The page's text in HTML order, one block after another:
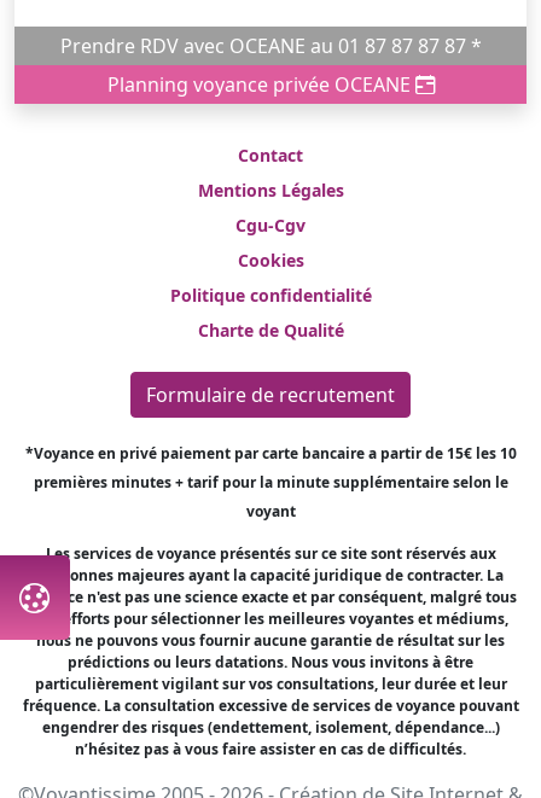
Prendre RDV avec OCEANE au 01 87 87 87 87 *
Planning voyance privée OCEANE
Contact
Mentions Légales
Cgu-Cgv
Cookies
Politique confidentialité
Charte de Qualité
Formulaire de recrutement
*Voyance en privé paiement par carte bancaire a partir de 15€ les 10
premières minutes + tarif pour la minute supplémentaire selon le
voyant
Les services de voyance présentés sur ce site sont réservés aux
personnes majeures ayant la capacité juridique de contracter. La
voyance n'est pas une science exacte et par conséquent, malgré tous
nos efforts pour sélectionner les meilleures voyantes et médiums,
nous ne pouvons vous fournir aucune garantie de résultat sur les
prédictions ou leurs datations. Nous vous invitons à être
particulièrement vigilant sur vos consultations, leur durée et leur
fréquence. La consultation excessive de services de voyance pouvant
engendrer des risques (endettement, isolement, dépendance...)
n’hésitez pas à vous faire assister en cas de difficultés.